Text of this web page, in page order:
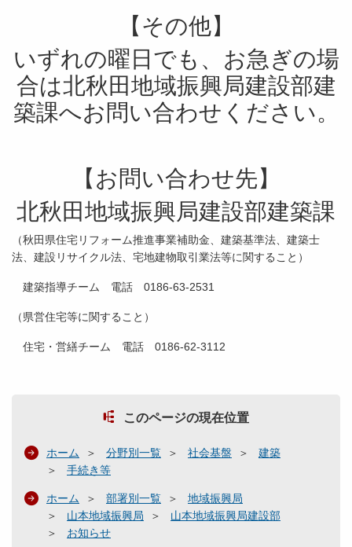
【その他】
いずれの曜日でも、お急ぎの場
合は北秋田地域振興局建設部建
築課へお問い合わせください。
【お問い合わせ先】
北秋田地域振興局建設部建築課
（秋田県住宅リフォーム推進事業補助金、建築基準法、建築士
法、建設リサイクル法、宅地建物取引業法等に関すること）
建築指導チーム 電話 0186-63-2531
（県営住宅等に関すること）
住宅・営繕チーム 電話 0186-62-3112
このページの現在位置
ホーム 分野別一覧 社会基盤
建築
手続き等
ホーム 部署別一覧
地域振興局
山本地域振興局
山本地域振興局建設部
お知らせ